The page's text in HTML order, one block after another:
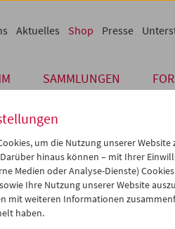
SAMMLUNGEN
Aktuelles Shop Presse
um die Nutzung unserer
hinaus können – mit Ihrer
Medien oder Analyse-Dienste)
Ihre Nutzung unserer Website
mit weiteren Informationen
haben.